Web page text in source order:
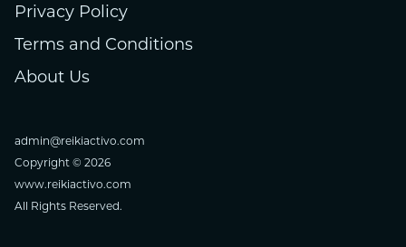
admin@reikiactivo.com
Copyright © 2026
www.reikiactivo.com
All Rights Reserved.
Privacy Policy
Terms and Conditions
About Us